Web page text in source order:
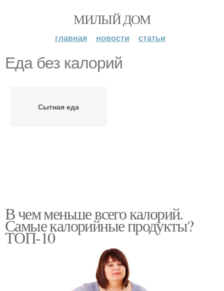
МИЛЫЙ ДОМ
главная новости статьи
Еда без калорий
Сытная еда
В чем меньше всего калорий.
Самые калорийные продукты?
ТОП-10